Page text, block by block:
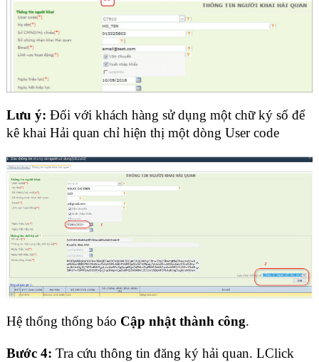
Lưu ý: Đối với khách hàng sử dụng một chữ ký số để
kê khai Hải quan chỉ hiện thị một dòng User code
Hệ thống thống báo Cập nhật thành công.
Bước 4: Tra cứu thông tin đăng ký hải quan. LClick